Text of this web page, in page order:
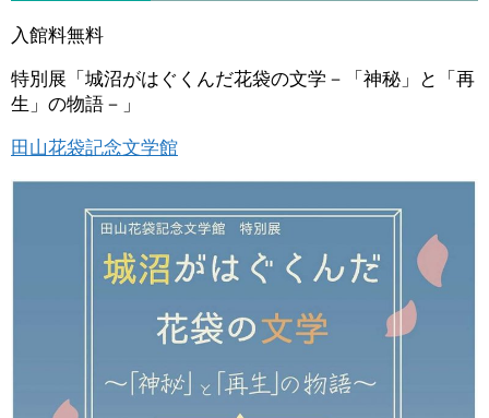
入館料無料
特別展「城沼がはぐくんだ花袋の文学－「神秘」と「再
生」の物語－」
田山花袋記念文学館